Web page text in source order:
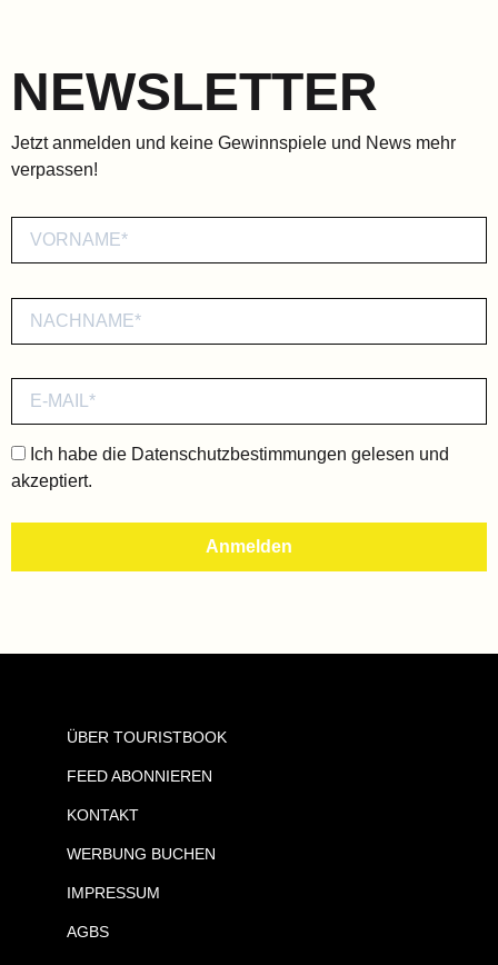
NEWSLETTER
Jetzt anmelden und keine Gewinnspiele und News mehr
verpassen!
Ich habe die Datenschutzbestimmungen gelesen und
akzeptiert.
ÜBER TOURISTBOOK
FEED ABONNIEREN
KONTAKT
WERBUNG BUCHEN
IMPRESSUM
AGBS